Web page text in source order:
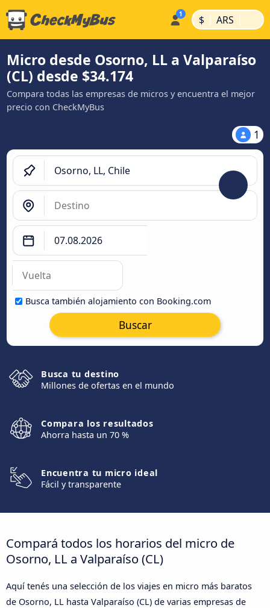
$ | ARS |
Micro desde Osorno, LL a Valparaíso
(CL) desde $34.174
Compara todas las empresas de micros y encuentra el mejor
precio con CheckMyBus
1
Busca también alojamiento con Booking.com
Buscar
Busca tu destino
Millones de ofertas en el mundo
Compara los resultados
Ahorra hasta un 70 %
Encuentra tu micro ideal
Fácil y transparente
Compará todos los horarios del micro de
Osorno, LL a Valparaíso (CL)
Aquí tenés una selección de los viajes en micro más baratos
de Osorno, LL hasta Valparaíso (CL) de varias empresas de